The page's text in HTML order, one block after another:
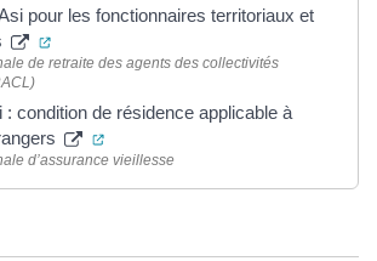
pour les fonctionnaires territoriaux et
(ouverture dans un nouvel onglet)
de retraite des agents des collectivités
: condition de résidence applicable à
(ouverture dans un nouvel onglet)
d’assurance vieillesse